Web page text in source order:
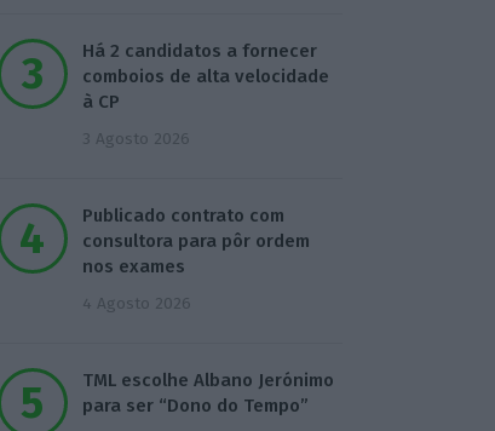
Há 2 candidatos a fornecer
comboios de alta velocidade
à CP
3 Agosto 2026
Publicado contrato com
consultora para pôr ordem
nos exames
4 Agosto 2026
TML escolhe Albano Jerónimo
para ser “Dono do Tempo”